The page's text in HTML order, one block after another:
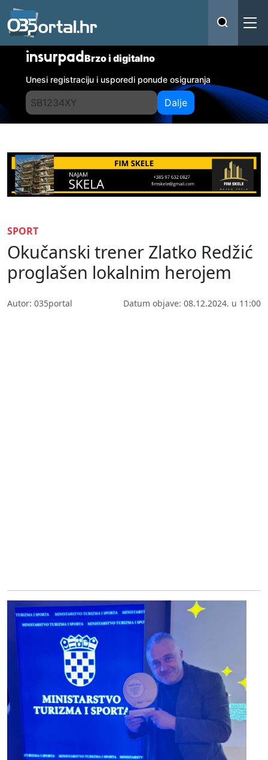
insurpadBrzo i digitalno
Unesi registraciju i usporedi ponude osiguranja
Dalje
SPORT
Okučanski trener Zlatko Redžić
proglašen lokalnim herojem
Autor: 035portal Datum objave: 08.12.2024. u 11:00